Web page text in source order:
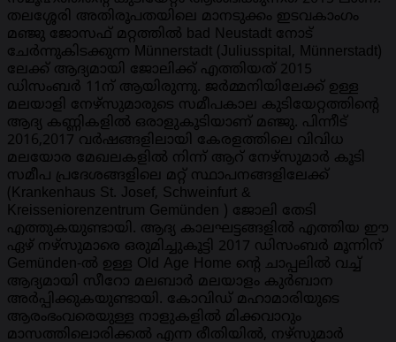
തലശ്ശേരി അതിരൂപതയിലെ മാനടുക്കം ഇടവകാംഗം
മഞ്ജു ജോസഫ് മറ്റത്തിൽ bad Neustadt നോട്
ചേർന്നുകിടക്കുന്ന Münnerstadt (Juliusspital, Münnerstadt)
ലേക്ക് ആദ്യമായി ജോലിക്ക് എത്തിയത് 2015
ഡിസംബർ 11ന് ആയിരുന്നു. ജർമ്മനിയിലേക്ക് ഉള്ള
മലയാളി നേഴ്സുമാരുടെ സമീപകാല കുടിയേറ്റത്തിന്റെ
ആദ്യ കണ്ണികളിൽ ഒരാളുകൂടിയാണ് മഞ്ജു. പിന്നീട്
2016,2017 വർഷങ്ങളിലായി കേരളത്തിലെ വിവിധ
മലയോര മേഖലകളിൽ നിന്ന് ആറ് നേഴ്സുമാർ കൂടി
സമീപ പ്രദേശങ്ങളിലെ മറ്റ് സ്ഥാപനങ്ങളിലേക്ക്
(Krankenhaus St. Josef, Schweinfurt &
Kreisseniorenzentrum Gemünden ) ജോലി തേടി
എത്തുകയുണ്ടായി. ആദ്യ കാലഘട്ടങ്ങളിൽ എത്തിയ ഈ
ഏഴ് നഴ്സുമാരെ ഒരുമിച്ചുകൂട്ടി 2017 ഡിസംബർ മൂന്നിന്
Gemünden-ൽ ഉള്ള Old Age Home ന്റെ ചാപ്പലിൽ വച്ച്
ആദ്യമായി സീറോ മലബാർ മലയാളം കുർബാന
അർപ്പിക്കുകയുണ്ടായി. കോവിഡ് മഹാമാരിയുടെ
ആരംഭംവരെയുള്ള നാളുകളിൽ മിക്കവാറും
മാസത്തിലൊരിക്കൽ എന്ന രീതിയിൽ, നഴ്സുമാർ